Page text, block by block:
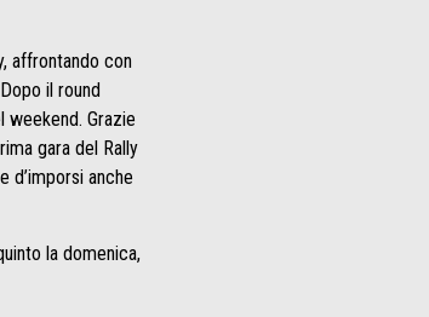
affrontando con
il round
Grazie
gara del Rally
d’imporsi anche
la domenica,